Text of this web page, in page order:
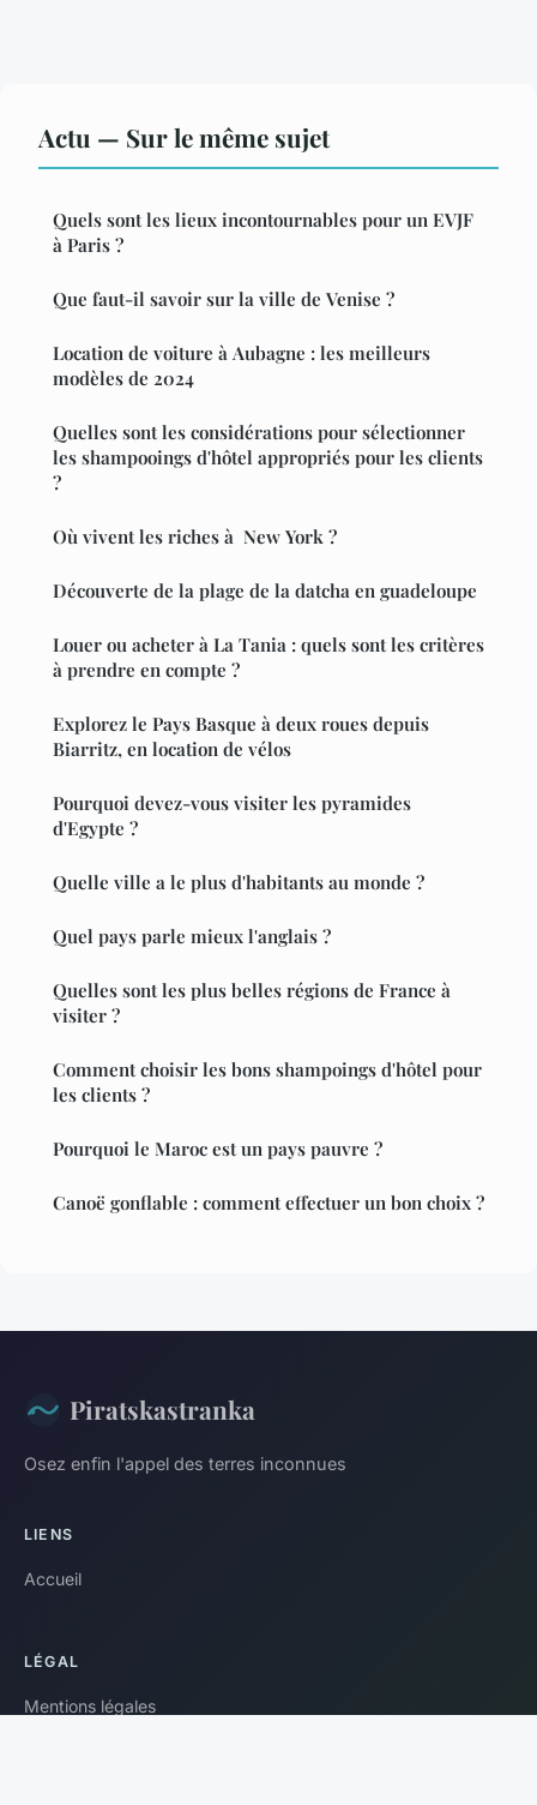
Actu — Sur le même sujet
Quels sont les lieux incontournables pour un EVJF
à Paris ?
Que faut-il savoir sur la ville de Venise ?
Location de voiture à Aubagne : les meilleurs
modèles de 2024
Quelles sont les considérations pour sélectionner
les shampooings d'hôtel appropriés pour les clients
?
Où vivent les riches à New York ?
Découverte de la plage de la datcha en guadeloupe
Louer ou acheter à La Tania : quels sont les critères
à prendre en compte ?
Explorez le Pays Basque à deux roues depuis
Biarritz, en location de vélos
Pourquoi devez-vous visiter les pyramides
d'Egypte ?
Quelle ville a le plus d'habitants au monde ?
Quel pays parle mieux l'anglais ?
Quelles sont les plus belles régions de France à
visiter ?
Comment choisir les bons shampoings d'hôtel pour
les clients ?
Pourquoi le Maroc est un pays pauvre ?
Canoë gonflable : comment effectuer un bon choix ?
Piratskastranka
Osez enfin l'appel des terres inconnues
LIENS
Accueil
LÉGAL
Mentions légales